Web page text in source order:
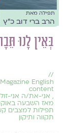
תפילה מאת
הרב ברי דוב כ״ץ
בְּאֵין לָנוּ
//
English
content
, אני-את/ה אני-
מאז השבעה
תפילות למצבים
תקווה ותיקון